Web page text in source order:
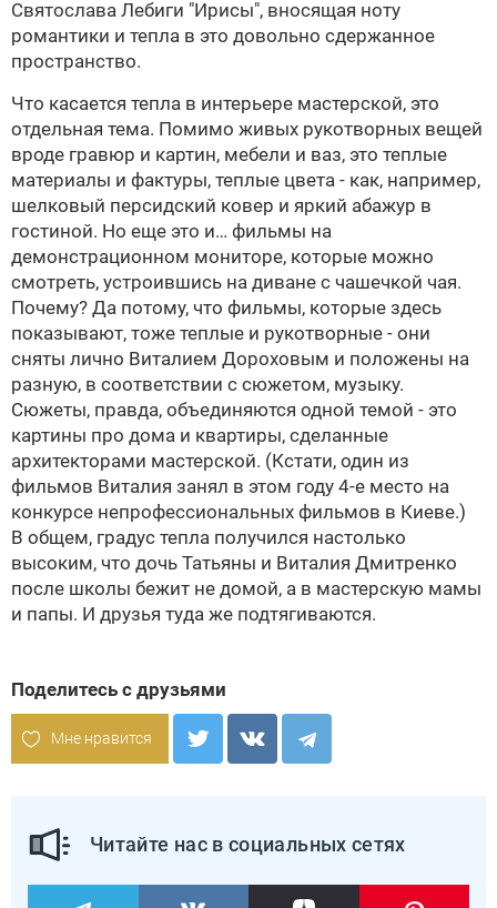
Святослава Лебиги "Ирисы", вносящая ноту
романтики и тепла в это довольно сдержанное
пространство.
Что касается тепла в интерьере мастерской, это
отдельная тема. Помимо живых рукотворных вещей
вроде гравюр и картин, мебели и ваз, это теплые
материалы и фактуры, теплые цвета - как, например,
шелковый персидский ковер и яркий абажур в
гостиной. Но еще это и… фильмы на
демонстрационном мониторе, которые можно
смотреть, устроившись на диване с чашечкой чая.
Почему? Да потому, что фильмы, которые здесь
показывают, тоже теплые и рукотворные - они
сняты лично Виталием Дороховым и положены на
разную, в соответствии с сюжетом, музыку.
Сюжеты, правда, объединяются одной темой - это
картины про дома и квартиры, сделанные
архитекторами мастерской. (Кстати, один из
фильмов Виталия занял в этом году 4-е место на
конкурсе непрофессиональных фильмов в Киеве.)
В общем, градус тепла получился настолько
высоким, что дочь Татьяны и Виталия Дмитренко
после школы бежит не домой, а в мастерскую мамы
и папы. И друзья туда же подтягиваются.
Поделитесь с друзьями
Мне нравится
Читайте нас в социальных сетях